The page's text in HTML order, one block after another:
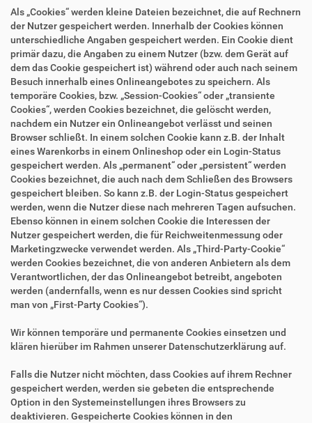
Als „Cookies“ werden kleine Dateien bezeichnet, die auf Rechnern
der Nutzer gespeichert werden. Innerhalb der Cookies können
unterschiedliche Angaben gespeichert werden. Ein Cookie dient
primär dazu, die Angaben zu einem Nutzer (bzw. dem Gerät auf
dem das Cookie gespeichert ist) während oder auch nach seinem
Besuch innerhalb eines Onlineangebotes zu speichern. Als
temporäre Cookies, bzw. „Session-Cookies“ oder „transiente
Cookies“, werden Cookies bezeichnet, die gelöscht werden,
nachdem ein Nutzer ein Onlineangebot verlässt und seinen
Browser schließt. In einem solchen Cookie kann z.B. der Inhalt
eines Warenkorbs in einem Onlineshop oder ein Login-Status
gespeichert werden. Als „permanent“ oder „persistent“ werden
Cookies bezeichnet, die auch nach dem Schließen des Browsers
gespeichert bleiben. So kann z.B. der Login-Status gespeichert
werden, wenn die Nutzer diese nach mehreren Tagen aufsuchen.
Ebenso können in einem solchen Cookie die Interessen der
Nutzer gespeichert werden, die für Reichweitenmessung oder
Marketingzwecke verwendet werden. Als „Third-Party-Cookie“
werden Cookies bezeichnet, die von anderen Anbietern als dem
Verantwortlichen, der das Onlineangebot betreibt, angeboten
werden (andernfalls, wenn es nur dessen Cookies sind spricht
man von „First-Party Cookies“).
Wir können temporäre und permanente Cookies einsetzen und
klären hierüber im Rahmen unserer Datenschutzerklärung auf.
Falls die Nutzer nicht möchten, dass Cookies auf ihrem Rechner
gespeichert werden, werden sie gebeten die entsprechende
Option in den Systemeinstellungen ihres Browsers zu
deaktivieren. Gespeicherte Cookies können in den